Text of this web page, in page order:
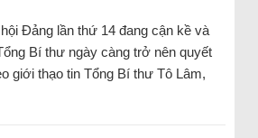
Đảng lần thứ 14 đang cận kề và
Bí thư ngày càng trở nên quyết
giới thạo tin Tổng Bí thư Tô Lâm,